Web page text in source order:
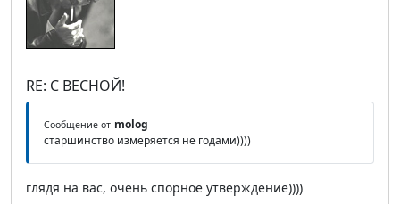
RE: С ВЕСНОЙ!
Сообщение от molog
старшинство измеряется не годами))))
глядя на вас, очень спорное утверждение))))